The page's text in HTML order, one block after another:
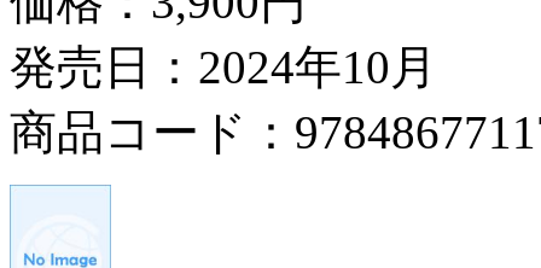
発売日：2024年10月
商品コード：